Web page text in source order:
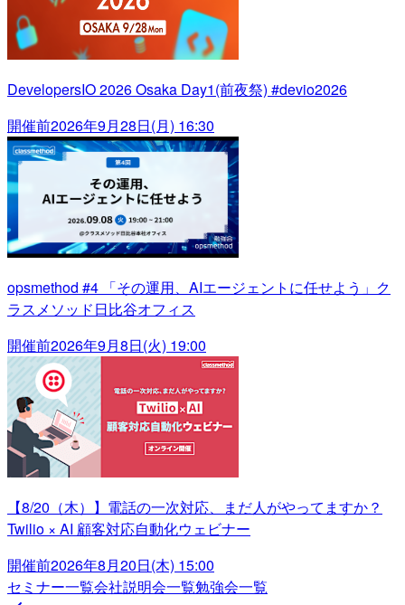
DevelopersIO 2026 Osaka Day1(前夜祭) #devio2026
開催前2026年9月28日(月) 16:30
opsmethod #4 「その運用、AIエージェントに任せよう」ク
ラスメソッド日比谷オフィス
開催前2026年9月8日(火) 19:00
【8/20（木）】電話の一次対応、まだ人がやってますか？
Twilio × AI 顧客対応自動化ウェビナー
開催前2026年8月20日(木) 15:00
セミナー一覧会社説明会一覧勉強会一覧